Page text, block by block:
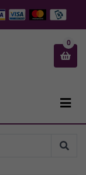

0
